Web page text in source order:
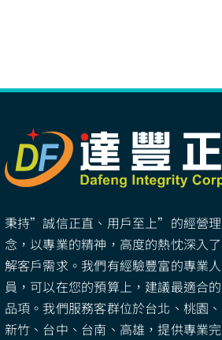
秉持”誠信正直、用戶至上”的經營理
念，以專業的精神，高度的熱忱深入了
解客戶需求。我們有經驗豐富的專業人
員，可以在您的預算上，建議最適合的
品項。我們服務客群位於台北、桃園、
新竹、台中、台南、高雄，提供專業完